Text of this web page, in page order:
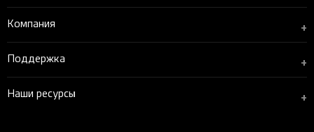
Компания +
Поддержка +
Наши ресурсы +